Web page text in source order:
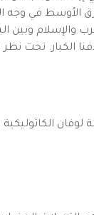
الأوسط في وجه
والإسلام
الكبار. تحت